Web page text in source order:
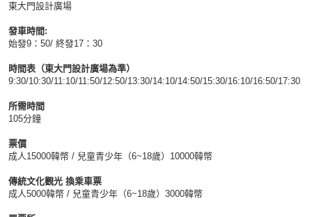
東大門設計廣場
發車時間 :
始發9：50/ 終發17：30
時間表（東大門設計廣場為準）
9:30/10:30/11:10/11:50/12:50/13:30/14:10/14:50/15:30/16:10/16:50/17:30
所需時間
105分鐘
票價
成人15000韓幣 / 兒童青少年（6~18歲）10000韓幣
傳統文化觀光 換乘車票
成人5000韓幣 / 兒童青少年（6~18歲）3000韓幣